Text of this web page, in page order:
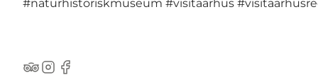
#naturhistoriskmuseum #visitaarhus
TripAdvisor
Instagram
Facebook